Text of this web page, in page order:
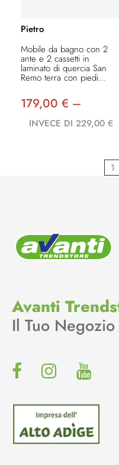
Pietro
Mobile da bagno con 2
ante e 2 cassetti in
laminato di quercia San
Remo terra con piedi...
179,00 € –
INVECE DI 229,00 €
1
Avanti
Il Tuo